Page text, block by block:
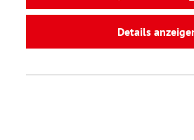
Details